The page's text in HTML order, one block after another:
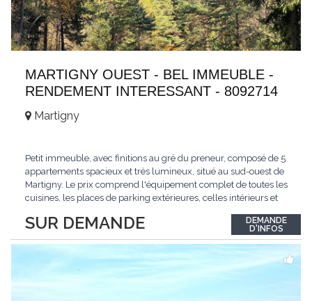
MARTIGNY OUEST - BEL IMMEUBLE -
RENDEMENT INTERESSANT - 8092714
SUR DEMANDE
Martigny
Petit immeuble, avec finitions au gré du preneur, composé de 5
appartements spacieux et très lumineux, situé au sud-ouest de
Martigny. Le prix comprend l'équipement complet de toutes les
cuisines, les places de parking extérieures, celles intérieurs et
opportunité exclusive avec un rendement intéressant. Plus
d'informations...
DEMANDE
D'INFOS